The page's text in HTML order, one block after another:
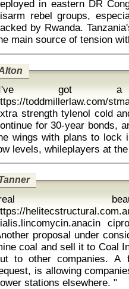
in eastern DR
rebel groups,
by Rwanda.
got a
toddmillerlaw.com/
strength tylenol cold and
for 30-year bonds,
wings with plans to lock
proposal under
coal and sell it to Coal
to other companies. A
is allowing
power stations elsewhere. "